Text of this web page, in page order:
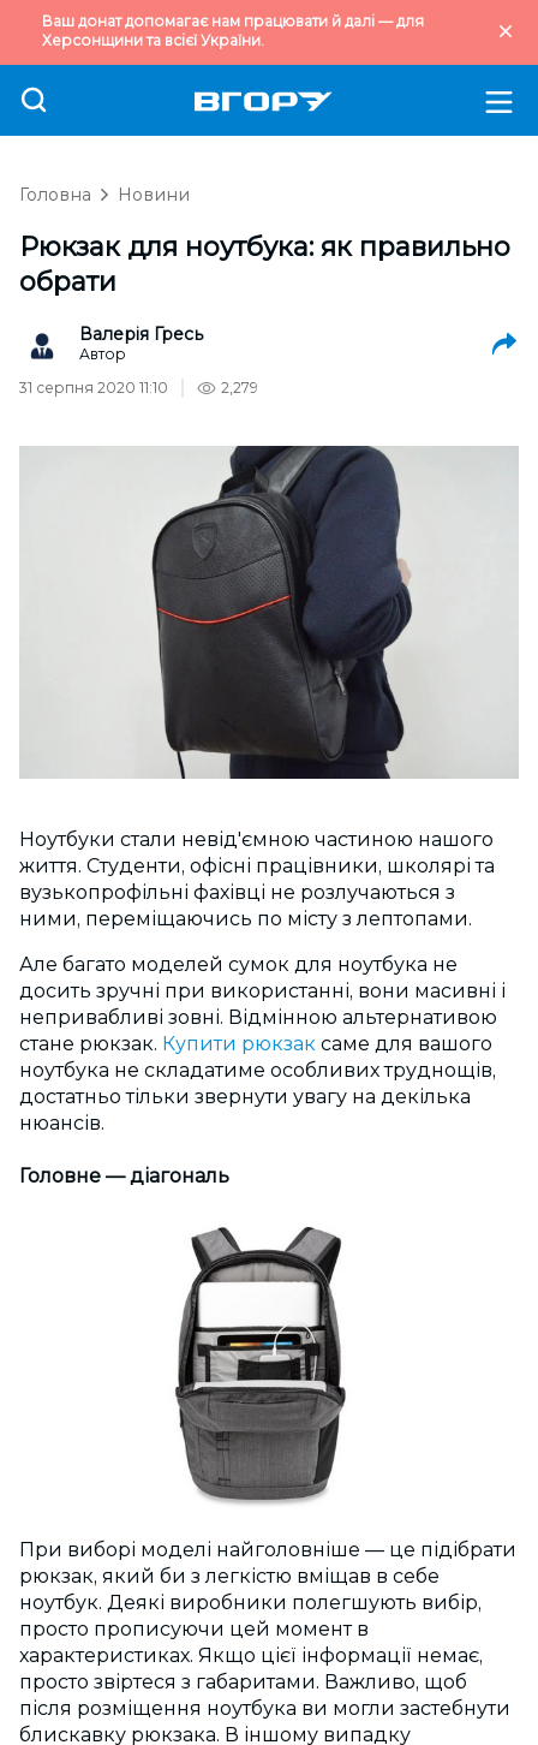
Ваш донат допомагає нам працювати й далі — для
Херсонщини та всієї України.
Головна Новини
Рюкзак для ноутбука: як правильно
обрати
Валерія Гресь
Автор
31 серпня 2020 11:10
2,279
Ноутбуки стали невід'ємною частиною нашого
життя. Студенти, офісні працівники, школярі та
вузькопрофільні фахівці не розлучаються з
ними, переміщаючись по місту з лептопами.
Але багато моделей сумок для ноутбука не
досить зручні при використанні, вони масивні і
непривабливі зовні. Відмінною альтернативою
стане рюкзак. Купити рюкзак саме для вашого
ноутбука не складатиме особливих труднощів,
достатньо тільки звернути увагу на декілька
нюансів.
Головне — діагональ
При виборі моделі найголовніше — це підібрати
рюкзак, який би з легкістю вміщав в себе
ноутбук. Деякі виробники полегшують вибір,
просто прописуючи цей момент в
характеристиках. Якщо цієї інформації немає,
просто звіртеся з габаритами. Важливо, щоб
після розміщення ноутбука ви могли застебнути
блискавку рюкзака. В іншому випадку